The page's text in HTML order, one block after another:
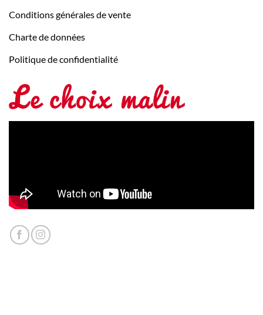
Conditions générales de vente
Charte de données
Politique de confidentialité